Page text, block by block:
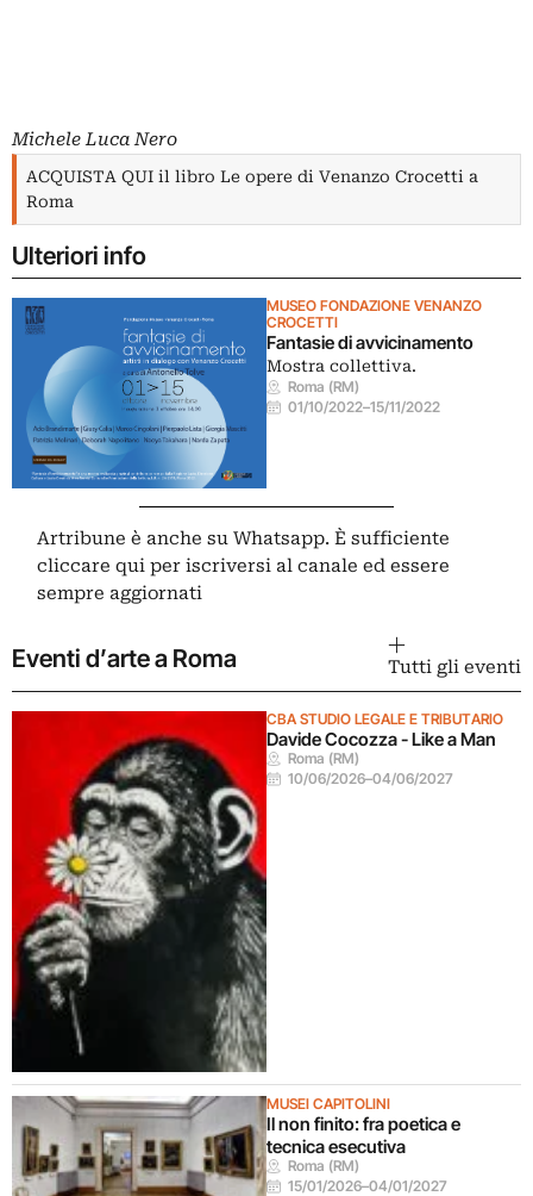
Michele Luca Nero
ACQUISTA QUI il libro Le opere di Venanzo Crocetti a
Roma
Ulteriori info
MUSEO FONDAZIONE VENANZO
CROCETTI
Fantasie di avvicinamento
Mostra collettiva.
Roma (RM)
01/10/2022–15/11/2022
Artribune è anche su Whatsapp. È sufficiente
cliccare qui per iscriversi al canale ed essere
sempre aggiornati
Eventi d’arte a Roma Tutti gli eventi
CBA STUDIO LEGALE E TRIBUTARIO
Davide Cocozza - Like a Man
Roma (RM)
10/06/2026–04/06/2027
MUSEI CAPITOLINI
Il non finito: fra poetica e
tecnica esecutiva
Roma (RM)
15/01/2026–04/01/2027